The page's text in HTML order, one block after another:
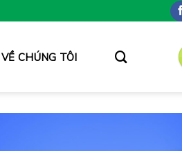
VỀ CHÚNG TÔI